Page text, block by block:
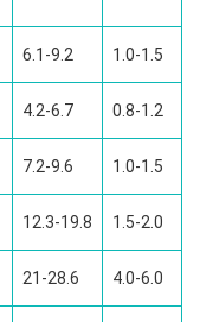
6.1-9.2 1.0-1.5
4.2-6.7 0.8-1.2
7.2-9.6 1.0-1.5
12.3-19.8 1.5-2.0
21-28.6 4.0-6.0